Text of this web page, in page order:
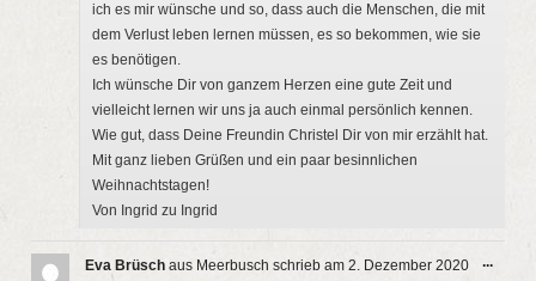
ich es mir wünsche und so, dass auch die Menschen, die mit
dem Verlust leben lernen müssen, es so bekommen, wie sie
es benötigen.
Ich wünsche Dir von ganzem Herzen eine gute Zeit und
vielleicht lernen wir uns ja auch einmal persönlich kennen.
Wie gut, dass Deine Freundin Christel Dir von mir erzählt hat.
Mit ganz lieben Grüßen und ein paar besinnlichen
Weihnachtstagen!
Von Ingrid zu Ingrid
Eva Brüschaus Meerbusch schrieb am 2. Dezember 2020 ...Diese